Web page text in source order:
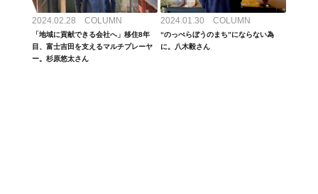
2024.02.28 COLUMN
「地域に貢献できる会社へ」移住8年
目、富士吉田を支えるマルチプレーヤ
ー。杉原悠太さん
2024.01.30 COLUMN
“のっぺらぼうのまち”にならない為
に。八木毅さん